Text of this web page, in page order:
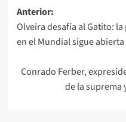
Navegación
de
entradas
Anterior:
Olveira desafía al Gatito:
en el Mundial sigue abierta
Conrado Ferber,
de la